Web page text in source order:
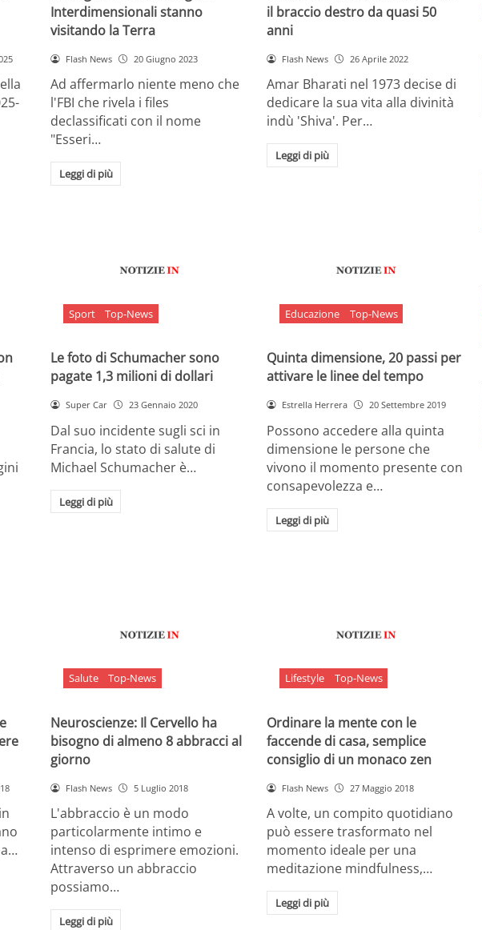
Interdimensionali stanno
visitando la Terra
Flash News 20 Giugno 2023
Ad affermarlo niente meno che
l'FBI che rivela i files
declassificati con il nome
"Esseri…
Leggi di più
il braccio destro da quasi 50
anni
Flash News 26 Aprile 2022
Amar Bharati nel 1973 decise di
dedicare la sua vita alla divinità
indù 'Shiva'. Per…
Leggi di più
Sport Top-News
Le foto di Schumacher sono
pagate 1,3 milioni di dollari
Super Car 23 Gennaio 2020
Dal suo incidente sugli sci in
Francia, lo stato di salute di
Michael Schumacher è…
Leggi di più
Educazione Top-News
Quinta dimensione, 20 passi per
attivare le linee del tempo
Estrella Herrera 20 Settembre 2019
Possono accedere alla quinta
dimensione le persone che
vivono il momento presente con
consapevolezza e…
Leggi di più
Salute Top-News
Neuroscienze: Il Cervello ha
bisogno di almeno 8 abbracci al
giorno
Flash News 5 Luglio 2018
L'abbraccio è un modo
particolarmente intimo e
intenso di esprimere emozioni.
Attraverso un abbraccio
possiamo…
Leggi di più
Lifestyle Top-News
Ordinare la mente con le
faccende di casa, semplice
consiglio di un monaco zen
Flash News 27 Maggio 2018
A volte, un compito quotidiano
può essere trasformato nel
momento ideale per una
meditazione mindfulness,…
Leggi di più